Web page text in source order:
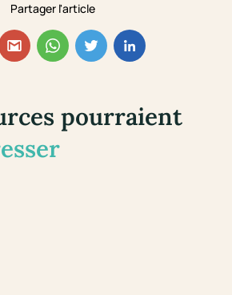
Partager l'article
pourraient